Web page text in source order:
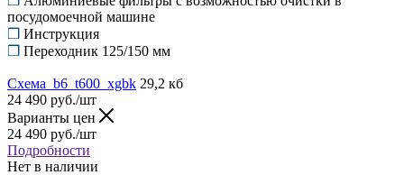
посудомоечной машине
❒ Инструкция
❒ Переходник 125/150 мм
Схема_b6_t600_xgbk 29,2 кб
24 490 руб./шт
Варианты цен
24 490 руб./шт
Подробности
Нет в наличии